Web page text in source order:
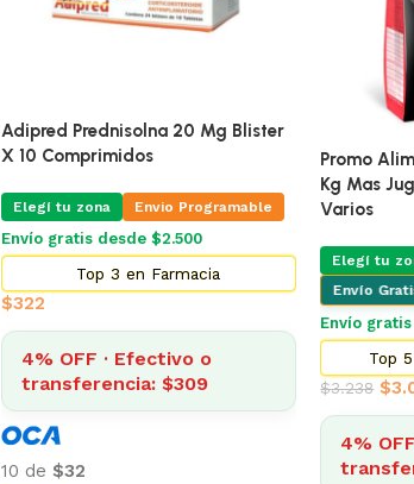
Adipred Prednisolna 20 Mg Blister
X 10 Comprimidos
Elegí tu zona Envio Programable
Envío gratis desde $2.500
Top 3 en Farmacia
$322
4% OFF · Efectivo o
transferencia: $309
10 de $32
Promo
Kg Mas
Varios
Elegí tu
Envío
Envío gratis
Top
$3.238 $
4%